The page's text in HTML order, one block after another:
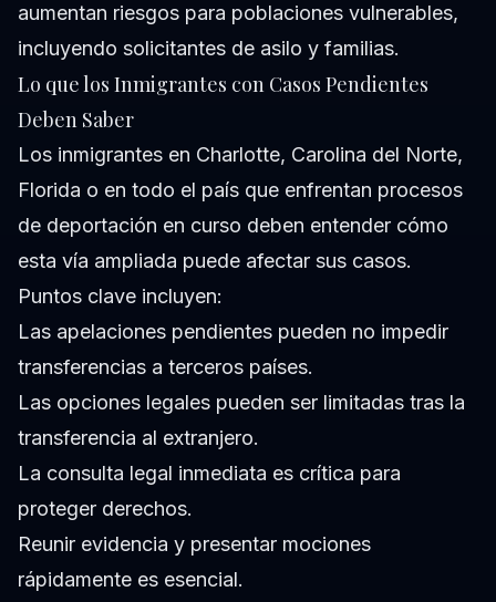
aumentan riesgos para poblaciones vulnerables,
incluyendo solicitantes de asilo y familias.
Lo que los Inmigrantes con Casos Pendientes
Deben Saber
Los inmigrantes en Charlotte, Carolina del Norte,
Florida o en todo el país que enfrentan procesos
de deportación en curso deben entender cómo
esta vía ampliada puede afectar sus casos.
Puntos clave incluyen:
Las apelaciones pendientes pueden no impedir
transferencias a terceros países.
Las opciones legales pueden ser limitadas tras la
transferencia al extranjero.
La consulta legal inmediata es crítica para
proteger derechos.
Reunir evidencia y presentar mociones
rápidamente es esencial.